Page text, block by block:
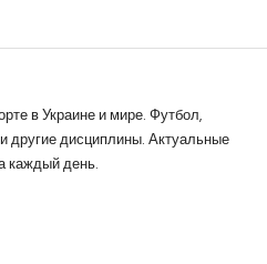
в Украине и мире. Футбол,
и другие дисциплины. Актуальные
каждый день.